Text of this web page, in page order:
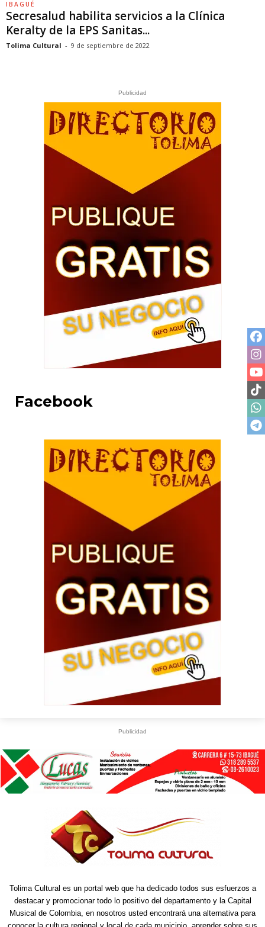
IBAGUÉ
Secresalud habilita servicios a la Clínica
Keralty de la EPS Sanitas...
Tolima Cultural - 9 de septiembre de 2022
Publicidad
Facebook
Publicidad
Tolima Cultural es un portal web que ha dedicado todos sus esfuerzos a
destacar y promocionar todo lo positivo del departamento y la Capital
Musical de Colombia, en nosotros usted encontrará una alternativa para